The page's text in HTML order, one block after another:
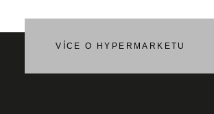
VÍCE O HYPERMARKETU